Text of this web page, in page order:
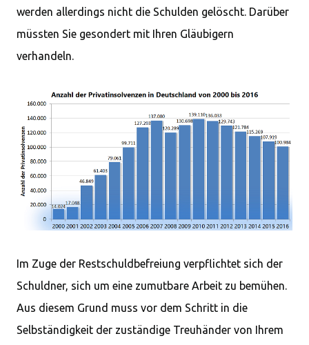
werden allerdings nicht die Schulden gelöscht. Darüber
müssten Sie gesondert mit Ihren Gläubigern
verhandeln.
Im Zuge der Restschuldbefreiung verpflichtet sich der
Schuldner, sich um eine zumutbare Arbeit zu bemühen.
Aus diesem Grund muss vor dem Schritt in die
Selbständigkeit der zuständige Treuhänder von Ihrem